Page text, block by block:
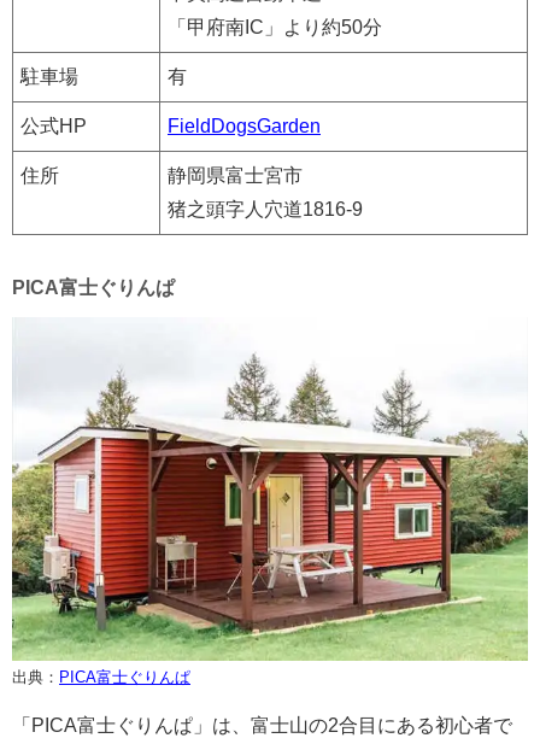
「甲府南IC」より約50分
駐車場 有
公式HP FieldDogsGarden
住所
静岡県富士宮市
猪之頭字人穴道1816-9
PICA富士ぐりんぱ
出典： PICA富士ぐりんぱ
「PICA富士ぐりんぱ」は、富士山の2合目にある初心者で